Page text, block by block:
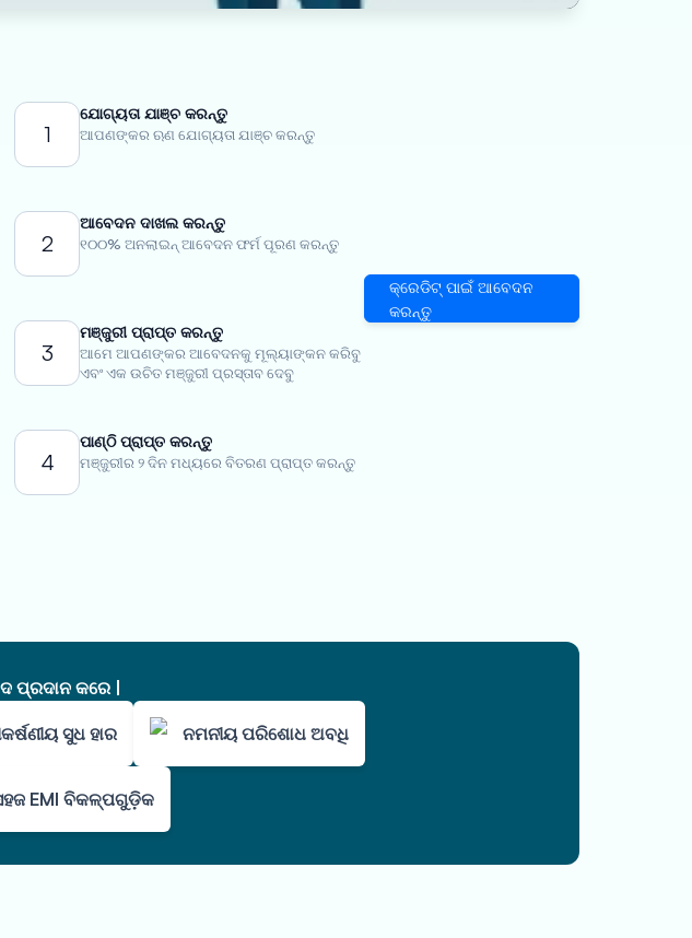
1
ଯୋଗ୍ୟତା ଯାଞ୍ଚ କରନ୍ତୁ
ଆପଣଙ୍କର ଋଣ ଯୋଗ୍ୟତା ଯାଞ୍ଚ କରନ୍ତୁ
2
ଆବେଦନ ଦାଖଲ କରନ୍ତୁ
୧୦୦% ଅନଲାଇନ୍ ଆବେଦନ ଫର୍ମ ପୂରଣ କରନ୍ତୁ
3
ମଞ୍ଜୁରୀ ପ୍ରାପ୍ତ କରନ୍ତୁ
ଆମେ ଆପଣଙ୍କର ଆବେଦନକୁ ମୂଲ୍ୟାଙ୍କନ କରିବୁ
ଏବଂ ଏକ ଉଚିତ ମଞ୍ଜୁରୀ ପ୍ରସ୍ତାବ ଦେବୁ
4
ପାଣ୍ଠି ପ୍ରାପ୍ତ କରନ୍ତୁ
ମଞ୍ଜୁରୀର ୨ ଦିନ ମଧ୍ୟରେ ବିତରଣ ପ୍ରାପ୍ତ କରନ୍ତୁ
କ୍ରେଡିଟ୍ ପାଇଁ ଆବେଦନ
କରନ୍ତୁ
ପ୍ରଦାନ କରେ |
ସୁଧ ହାର ନମନୀୟ ପରିଶୋଧ ଅବଧି
EMI ବିକଳ୍ପଗୁଡ଼ିକ